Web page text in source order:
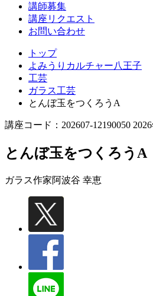
講師募集
講座リクエスト
お問い合わせ
トップ
よみうりカルチャー八王子
工芸
ガラス工芸
とんぼ玉をつくろうA
講座コード：202607-12190050
とんぼ玉をつくろうA
ガラス作家阿波谷 幸恵